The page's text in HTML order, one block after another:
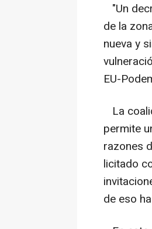
"Un
de la
nueva y
EU-
La
permite
razones
licitado
de eso